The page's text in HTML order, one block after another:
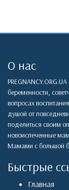
О нас
беременности,
вопросах
душой от
поделиться своим
новоиспеченные
Мамами с большой
Быстрые
Главная